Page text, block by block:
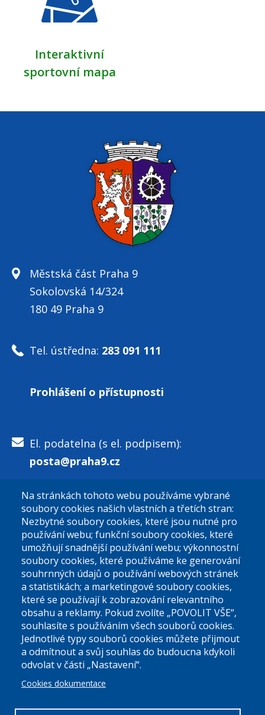
Interaktivní
sportovní mapa
Městská část Praha 9
Sokolovská 14/324
180 49 Praha 9
Tel. ústředna: 283 091 111
Prohlášení o přístupnosti
El. podatelna (s el. podpisem):
posta@praha9.cz
El. podatelna (bez el. podpisu):
podatelna@praha9.cz
Úřední dny:
Po a St: 08.00-12.00; 13.00-18.00
Úřední hodiny
Na stránkách tohoto webu používáme vybrané
soubory cookies našich vlastních a třetích stran:
Nezbytné soubory cookies, které jsou nutné pro
používání webu; funkční soubory cookies, které
umožňují snadnější používání webu; výkonnostní
soubory cookies, které používáme ke generování
souhrnných údajů o používání webových stránek
a statistikách; a marketingové soubory cookies,
které se používají k zobrazování relevantního
obsahu a reklamy. Pokud zvolíte „POVOLIT VŠE“,
souhlasíte s používáním všech souborů cookies.
Jednotlivé typy souborů cookies můžete přijmout
a odmítnout a svůj souhlas do budoucna kdykoli
odvolat v části „Nastavení“.
Cookies dokumentace